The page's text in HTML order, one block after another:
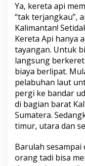
Ya, kereta api
“tak terjangkau”,
Kalimantan!
Kereta Api hanya
tayangan. Untuk
langsung
biaya berlipat.
pelabuhan laut
pergi ke bandar
di bagian barat
Sumatera.
timur, utara dan
Barulah sesampai
orang tadi bisa